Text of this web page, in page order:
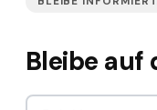
Bleibe auf